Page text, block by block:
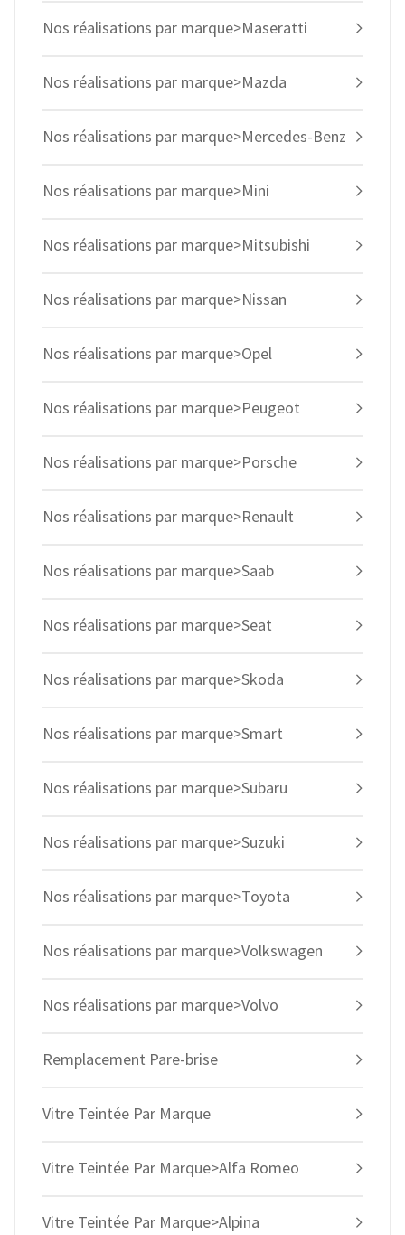
Nos réalisations par marque>Maseratti
Nos réalisations par marque>Mazda
Nos réalisations par marque>Mercedes-Benz
Nos réalisations par marque>Mini
Nos réalisations par marque>Mitsubishi
Nos réalisations par marque>Nissan
Nos réalisations par marque>Opel
Nos réalisations par marque>Peugeot
Nos réalisations par marque>Porsche
Nos réalisations par marque>Renault
Nos réalisations par marque>Saab
Nos réalisations par marque>Seat
Nos réalisations par marque>Skoda
Nos réalisations par marque>Smart
Nos réalisations par marque>Subaru
Nos réalisations par marque>Suzuki
Nos réalisations par marque>Toyota
Nos réalisations par marque>Volkswagen
Nos réalisations par marque>Volvo
Remplacement Pare-brise
Vitre Teintée Par Marque
Vitre Teintée Par Marque>Alfa Romeo
Vitre Teintée Par Marque>Alpina